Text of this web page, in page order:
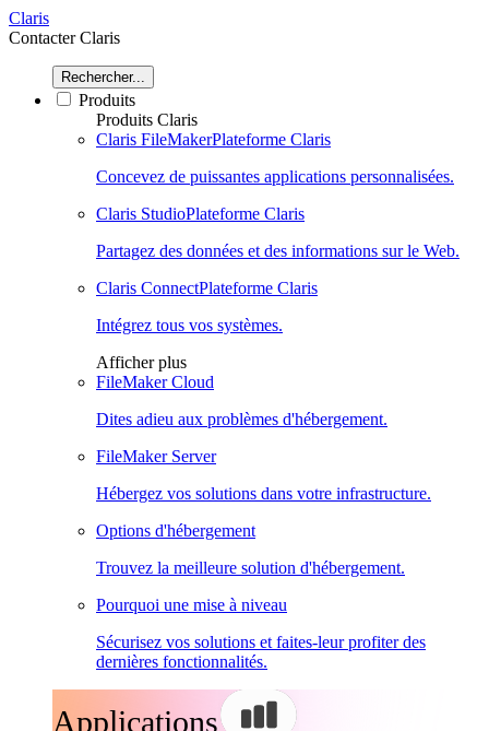
Claris
Contacter Claris
Rechercher...
Produits
Produits Claris
Claris FileMakerPlateforme Claris
Concevez de puissantes applications personnalisées.
Claris StudioPlateforme Claris
Partagez des données et des informations sur le Web.
Claris ConnectPlateforme Claris
Intégrez tous vos systèmes.
Afficher plus
FileMaker Cloud
Dites adieu aux problèmes d'hébergement.
FileMaker Server
Hébergez vos solutions dans votre infrastructure.
Options d'hébergement
Trouvez la meilleure solution d'hébergement.
Pourquoi une mise à niveau
Sécurisez vos solutions et faites-leur profiter des
dernières fonctionnalités.
Applications